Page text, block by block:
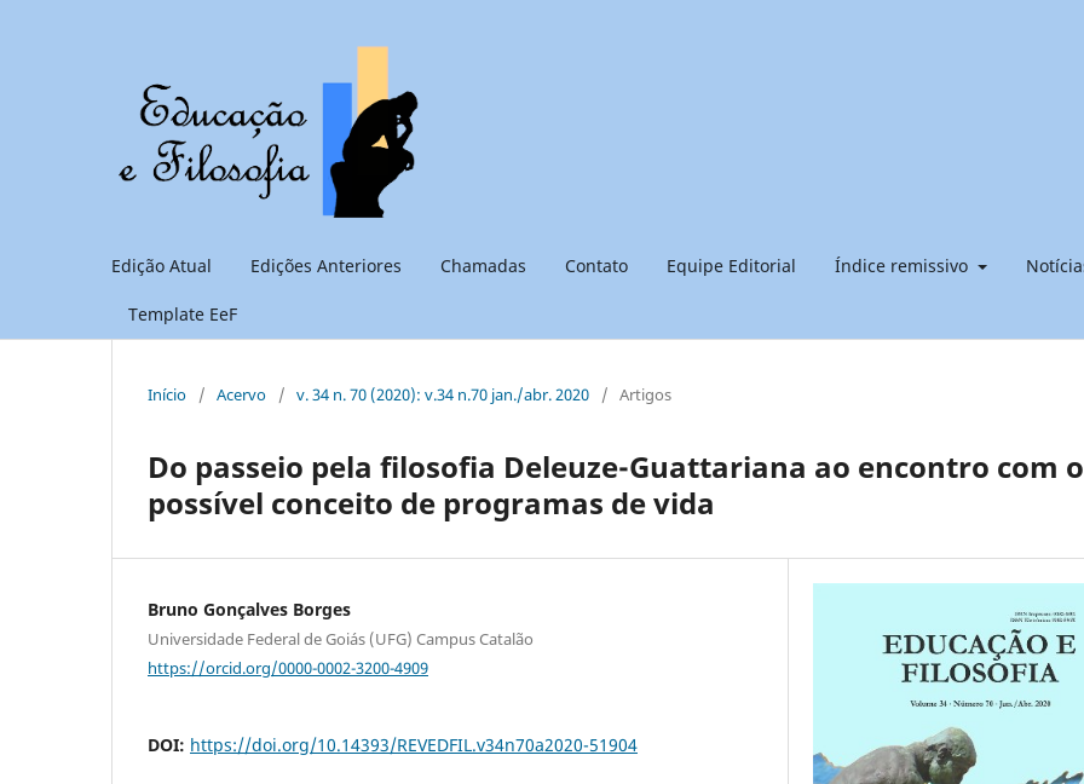
Edição Atual Edições Anteriores Chamadas Contato Equipe Editorial Índice remissivo
Template EeF
Início / Acervo / v. 34 n. 70 (2020): v.34 n.70 jan./abr. 2020 / Artigos
Do passeio pela filosofia Deleuze-Guattariana ao encontro com o
possível conceito de programas de vida
Bruno Gonçalves Borges
Universidade Federal de Goiás (UFG) Campus Catalão
https://orcid.org/0000-0002-3200-4909
DOI: https://doi.org/10.14393/REVEDFIL.v34n70a2020-51904